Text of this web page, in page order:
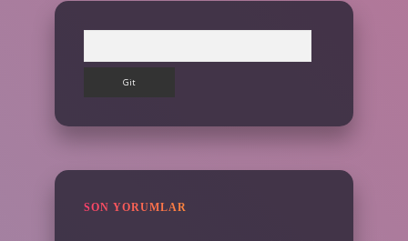
SON YORUMLAR